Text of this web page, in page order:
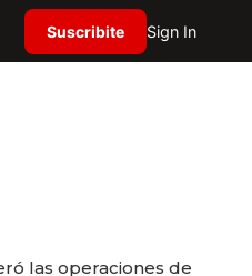
Suscribite Sign In
las operaciones de